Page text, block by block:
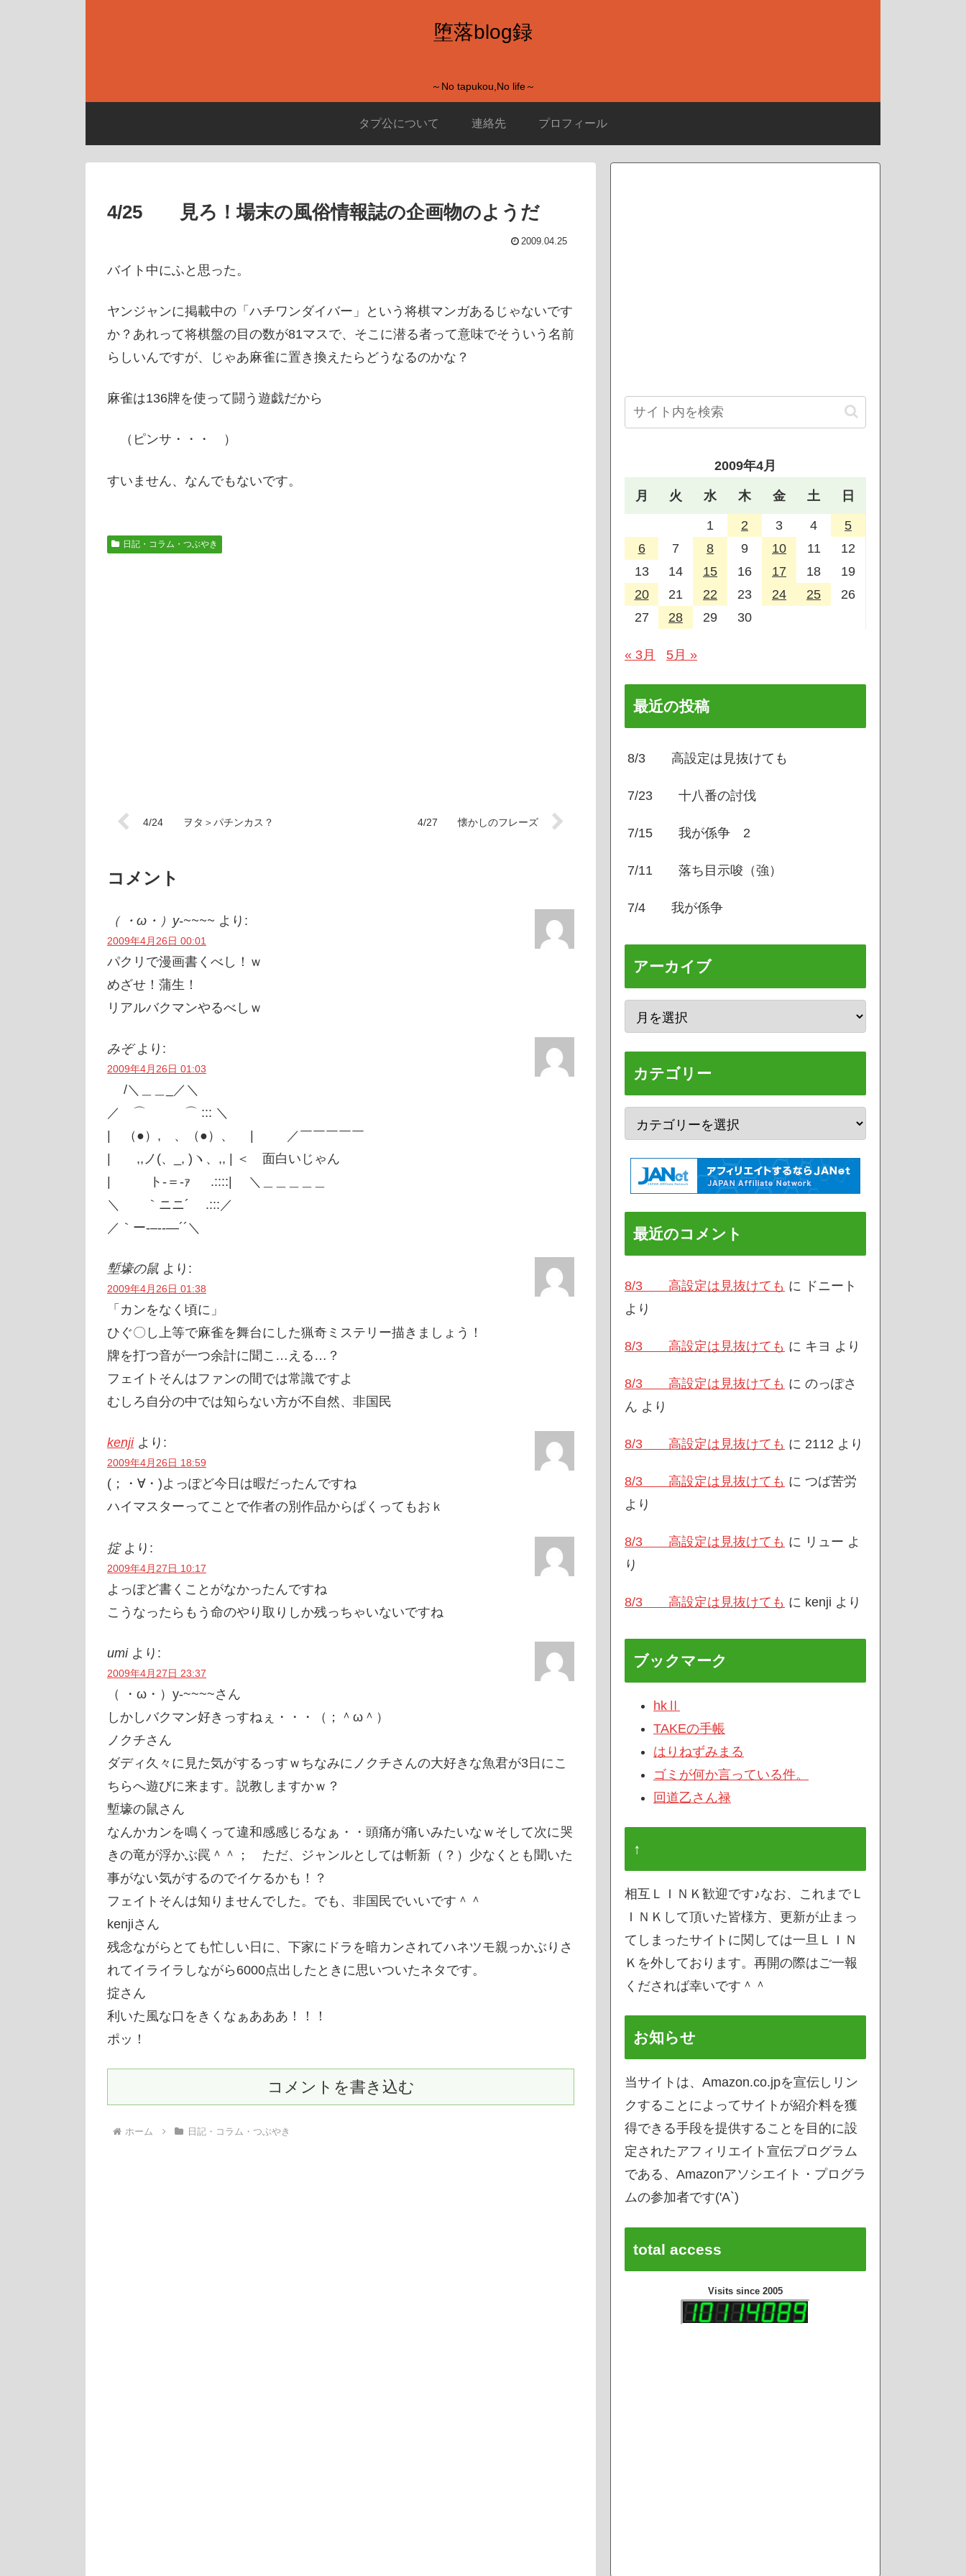
堕落blog録
～No tapukou,No life～
タプ公について 連絡先 プロフィール
4/25 見ろ！場末の風俗情報誌の企画物のようだ
2009.04.25
バイト中にふと思った。
ヤンジャンに掲載中の「ハチワンダイバー」という将棋マンガあるじゃないです
か？あれって将棋盤の目の数が81マスで、そこに潜る者って意味でそういう名前
らしいんですが、じゃあ麻雀に置き換えたらどうなるのかな？
麻雀は136牌を使って闘う遊戯だから
（ピンサ・・・ ）
すいません、なんでもないです。
日記・コラム・つぶやき
4/24 ヲタ＞パチンカス？ 4/27 懐かしのフレーズ
コメント
（ ・ω・）y-~~~~ より:
2009年4月26日 00:01
パクリで漫画書くべし！ｗ
めざせ！蒲生！
リアルバクマンやるべしｗ
みぞ より:
2009年4月26日 01:03
/＼＿＿_／＼
／ ⌒ ⌒ ::: ＼
| （●）, 、（●）、 | ／￣￣￣￣￣
| ,,ノ(、_, )ヽ、,, | ＜ 面白いじゃん
| ト‐＝‐ｧ .::::| ＼＿＿＿＿＿
＼ ｀ニニ´ .:::／
／｀ー‐–‐‐―´´＼
塹壕の鼠 より:
2009年4月26日 01:38
「カンをなく頃に」
ひぐ〇し上等で麻雀を舞台にした猟奇ミステリー描きましょう！
牌を打つ音が一つ余計に聞こ…える…？
フェイトそんはファンの間では常識ですよ
むしろ自分の中では知らない方が不自然、非国民
kenji より:
2009年4月26日 18:59
(；・∀・)よっぽど今日は暇だったんですね
ハイマスターってことで作者の別作品からぱくってもおｋ
掟 より:
2009年4月27日 10:17
よっぽど書くことがなかったんですね
こうなったらもう命のやり取りしか残っちゃいないですね
umi より:
2009年4月27日 23:37
（ ・ω・）y-~~~~さん
しかしバクマン好きっすねぇ・・・（；＾ω＾）
ノクチさん
ダディ久々に見た気がするっすｗちなみにノクチさんの大好きな魚君が3日にこ
ちらへ遊びに来ます。説教しますかｗ？
塹壕の鼠さん
なんかカンを鳴くって違和感感じるなぁ・・頭痛が痛いみたいなｗそして次に哭
きの竜が浮かぶ罠＾＾； ただ、ジャンルとしては斬新（？）少なくとも聞いた
事がない気がするのでイケるかも！？
フェイトそんは知りませんでした。でも、非国民でいいです＾＾
kenjiさん
残念ながらとても忙しい日に、下家にドラを暗カンされてハネツモ親っかぶりさ
れてイライラしながら6000点出したときに思いついたネタです。
掟さん
利いた風な口をきくなぁあああ！！！
ポッ！
コメントを書き込む
ホーム 日記・コラム・つぶやき
2009年4月
月 火 水 木 金 土 日
1 2 3 4
5
6
7 8 9 10 11
12
13
14 15 16 17 18
19
20
21 22 23 24 25
26
27
28 29 30
« 3月 5月 »
最近の投稿
8/3 高設定は見抜けても
7/23 十八番の討伐
7/15 我が係争 2
7/11 落ち目示唆（強）
7/4 我が係争
アーカイブ
カテゴリー
最近のコメント
8/3 高設定は見抜けても に
ドニート
より
8/3 高設定は見抜けても に キヨ より
8/3 高設定は見抜けても に のっぽさ
ん より
8/3 高設定は見抜けても に 2112 より
8/3 高設定は見抜けても に つば苦労
より
8/3 高設定は見抜けても に リュー よ
り
8/3 高設定は見抜けても に kenji より
ブックマーク
hkⅡ
TAKEの手帳
はりねずみまる
ゴミが何か言っている件。
回道乙さん禄
↑
相互ＬＩＮＫ歓迎です♪なお、これまでＬ
ＩＮＫして頂いた皆様方、更新が止まっ
てしまったサイトに関しては一旦ＬＩＮ
Ｋを外しております。再開の際はご一報
くだされば幸いです＾＾
お知らせ
当サイトは、Amazon.co.jpを宣伝しリン
クすることによってサイトが紹介料を獲
得できる手段を提供することを目的に設
定されたアフィリエイト宣伝プログラム
である、Amazonアソシエイト・プログラ
ムの参加者です('A`)
total access
Visits since 2005